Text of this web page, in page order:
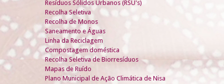
Resíduos Sólidos Urbanos (RSU's)
Recolha Seletiva
Recolha de Monos
Saneamento e Águas
Linha da Reciclagem
Compostagem doméstica
Recolha Seletiva de Biorresíduos
Mapas de Ruído
Plano Municipal de Ação Climática de Nisa